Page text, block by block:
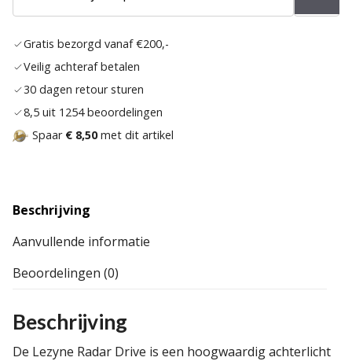
Gratis bezorgd vanaf €200,-
Veilig achteraf betalen
30 dagen retour sturen
8,5 uit 1254 beoordelingen
Spaar € 8,50met dit artikel
Beschrijving
Aanvullende informatie
Beoordelingen (0)
Beschrijving
De Lezyne Radar Drive is een hoogwaardig achterlicht